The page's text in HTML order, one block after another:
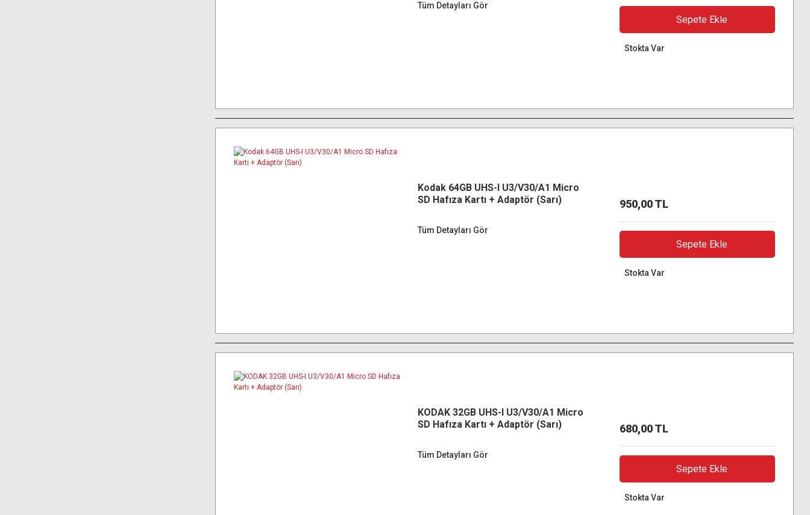
Tüm Detayları Gör
Sepete Ekle
Stokta Var
Kodak 64GB UHS-I U3/V30/A1 Micro
SD Hafıza Kartı + Adaptör (Sarı)
Tüm Detayları Gör
950,00 TL
Sepete Ekle
Stokta Var
KODAK 32GB UHS-I U3/V30/A1 Micro
SD Hafıza Kartı + Adaptör (Sarı)
Tüm Detayları Gör
680,00 TL
Sepete Ekle
Stokta Var